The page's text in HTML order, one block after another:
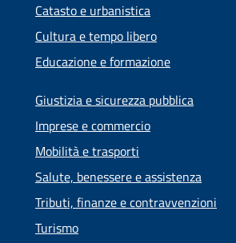
Catasto e urbanistica
Cultura e tempo libero
Educazione e formazione
Giustizia e sicurezza pubblica
Imprese e commercio
Mobilità e trasporti
Salute, benessere e assistenza
Tributi, finanze e contravvenzioni
Turismo